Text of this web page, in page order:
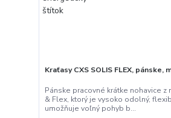
Kraťasy CXS SOLIS FLEX, pánske,
Pánske pracovné krátke nohavice z
& Flex, ktorý je vysoko odolný,
umožňuje voľný pohyb b...